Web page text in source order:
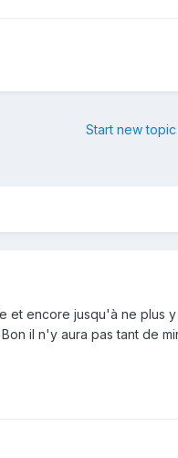
Start new topic
encore jusqu'à ne plus
Bon il n'y aura pas tant de